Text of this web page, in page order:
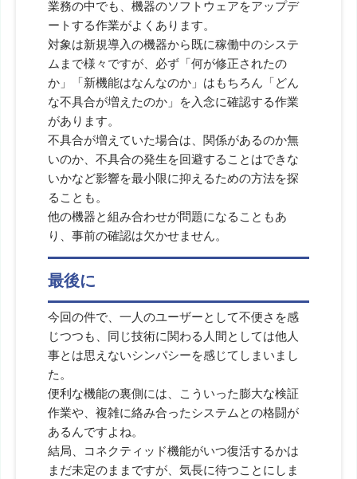
業務の中でも、機器のソフトウェアをアップデ
ートする作業がよくあります。
対象は新規導入の機器から既に稼働中のシステ
ムまで様々ですが、必ず「何が修正されたの
か」「新機能はなんなのか」はもちろん「どん
な不具合が増えたのか」を入念に確認する作業
があります。
不具合が増えていた場合は、関係があるのか無
いのか、不具合の発生を回避することはできな
いかなど影響を最小限に抑えるための方法を探
ることも。
他の機器と組み合わせが問題になることもあ
り、事前の確認は欠かせません。
最後に
今回の件で、一人のユーザーとして不便さを感
じつつも、同じ技術に関わる人間としては他人
事とは思えないシンパシーを感じてしまいまし
た。
便利な機能の裏側には、こういった膨大な検証
作業や、複雑に絡み合ったシステムとの格闘が
あるんですよね。
結局、コネクティッド機能がいつ復活するかは
まだ未定のままですが、気長に待つことにしま